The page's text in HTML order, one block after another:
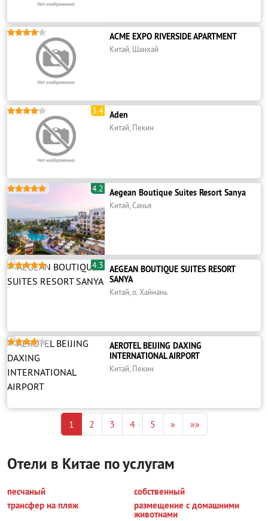
 ACME EXPO RIVERSIDE APARTMENT
Китай, Шанхай
 3.4 Aden
Китай, Пекин
 4.2 Aegean Boutique Suites Resort Sanya
Китай, Санья
 4.3
AEGEAN BOUTIQUE SUITES RESORT
SANYA
Китай, о. Хайнань

AEROTEL BEIJING DAXING
INTERNATIONAL AIRPORT
Китай, Пекин
1 2 3 4 5 » »»
Отели в Китае по услугам
песчаный
собственный
трансфер на пляж
размещение с домашними
животнами